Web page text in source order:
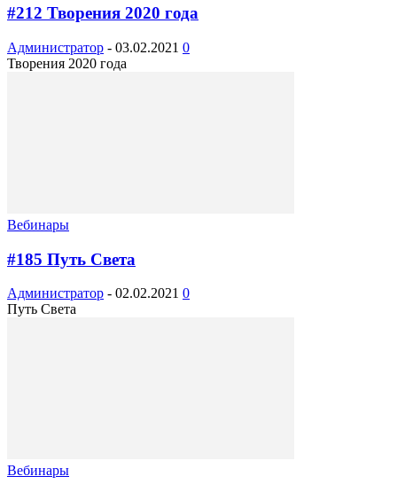
#212 Творения 2020 года
Администратор - 03.02.2021 0
Творения 2020 года
Вебинары
#185 Путь Света
Администратор - 02.02.2021 0
Путь Света
Вебинары